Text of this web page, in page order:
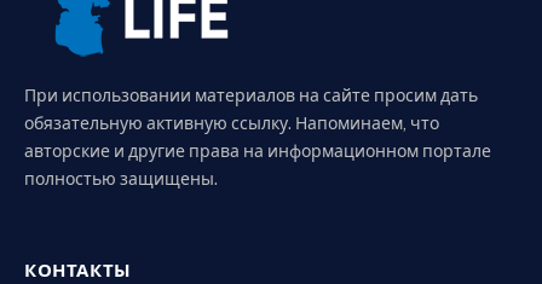
При использовании материалов на сайте просим дать
обязательную активную ссылку. Напоминаем, что
авторские и другие права на информационном портале
полностью защищены.
КОНТАКТЫ